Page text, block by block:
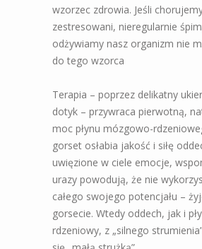
wzorzec zdrowia. Jeśli
zestresowani, nieregularnie
odżywiamy nasz organizm nie
do tego wzorca
Terapia – poprzez delikatny
dotyk – przywraca pierwotną,
moc płynu mózgowo-
gorset osłabia jakość i siłę
uwięzione w ciele emocje,
urazy powodują, że nie
całego swojego potencjału –
gorsecie. Wtedy oddech, jak i
rdzeniowy, z „silnego